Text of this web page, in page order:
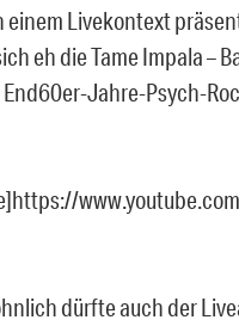
einem Livekontext
eh die Tame Impala –
Jahre-Psych-
dürfte auch der